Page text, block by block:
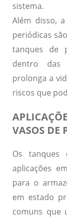
sistema.
Além disso,
periódicas
tanques de
dentro das
prolonga a
riscos que
VASOS DE
Os tanques
aplicações
para o
em estado
comuns que